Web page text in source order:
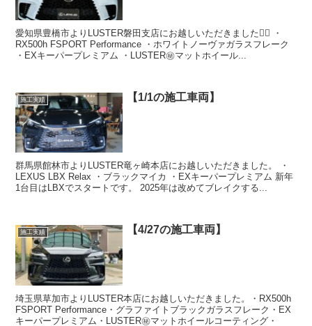
愛知県豊橋市よりLUSTER磐田支店にお越しいただきました🙇‍♂️ ・
RX500h FSPORT Performance ・ホワイトノーヴァガラスフレーク
・EXキーパープレミアム ・LUSTER㊙️マットホイール...
施工実績 【1/1の施工車両】
群馬県館林市よりLUSTER竜ヶ崎本店にお越しいただきました。 ・
LEXUS LBX Relax ・ブラックマイカ ・EXキーパープレミアム 新年
1台目はLBXでスタートです。 2025年は改めてブレイクする...
施工実績 【4/27の施工車両】
埼玉県草加市よりLUSTER本店にお越しいただきました。・RX500h
FSPORT Performance・グラファイトブラックガラスフレーク・EX
キーパープレミアム・LUSTER㊙️マットホイールコーティング・